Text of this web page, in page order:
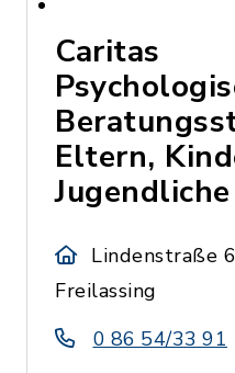
Caritas
Eltern,
Jugendliche
Lindenstraße
Freilassing
0 86 54/33 91